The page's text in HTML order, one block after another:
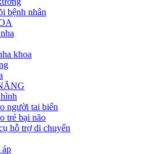
bệnh nhân
khoa
người tai biến
trẻ bại não
hỗ trợ di chuyển
áp